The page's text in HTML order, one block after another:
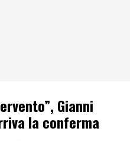
Gianni
la conferma